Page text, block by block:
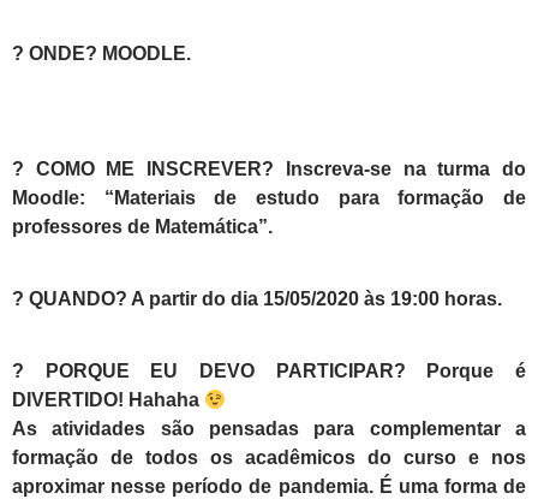
? ONDE? MOODLE.
? COMO ME INSCREVER? Inscreva-se na turma do
Moodle: “Materiais de estudo para formação de
professores de Matemática”.
? QUANDO? A partir do dia 15/05/2020 às 19:00 horas.
?
PORQUE EU DEVO PARTICIPAR? Porque é
DIVERTIDO! Hahaha
As atividades são pensadas para complementar a
formação de todos os acadêmicos do curso e nos
aproximar nesse período de pandemia. É uma forma de